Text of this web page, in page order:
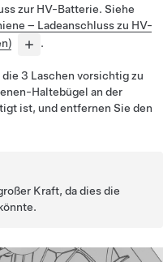
zur HV-Batterie. Siehe
– Ladeanschluss zu HV-
.
3 Laschen vorsichtig zu
Haltebügel an der
ist, und entfernen Sie den
Kraft, da dies die